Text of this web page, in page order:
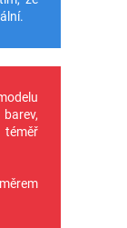
téměř